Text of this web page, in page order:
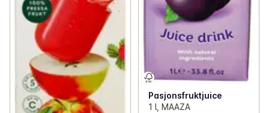
Pasjonsfruktjuice
1 l, MAAZA